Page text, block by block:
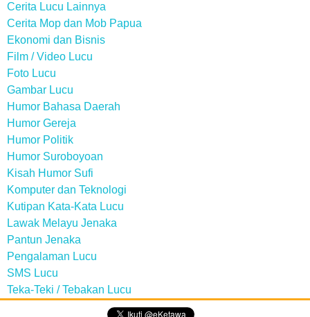
Cerita Lucu Lainnya
Cerita Mop dan Mob Papua
Ekonomi dan Bisnis
Film / Video Lucu
Foto Lucu
Gambar Lucu
Humor Bahasa Daerah
Humor Gereja
Humor Politik
Humor Suroboyoan
Kisah Humor Sufi
Komputer dan Teknologi
Kutipan Kata-Kata Lucu
Lawak Melayu Jenaka
Pantun Jenaka
Pengalaman Lucu
SMS Lucu
Teka-Teki / Tebakan Lucu